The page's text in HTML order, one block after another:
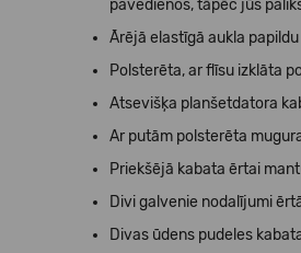
pavedienos, tāpēc jūs
Ārējā elastīgā aukla
Polsterēta, ar flīsu izklāta
Atsevišķa planšetdatora
Ar putām polsterēta
Priekšējā kabata ērtai
Divi galvenie nodalījumi
Divas ūdens pudeles